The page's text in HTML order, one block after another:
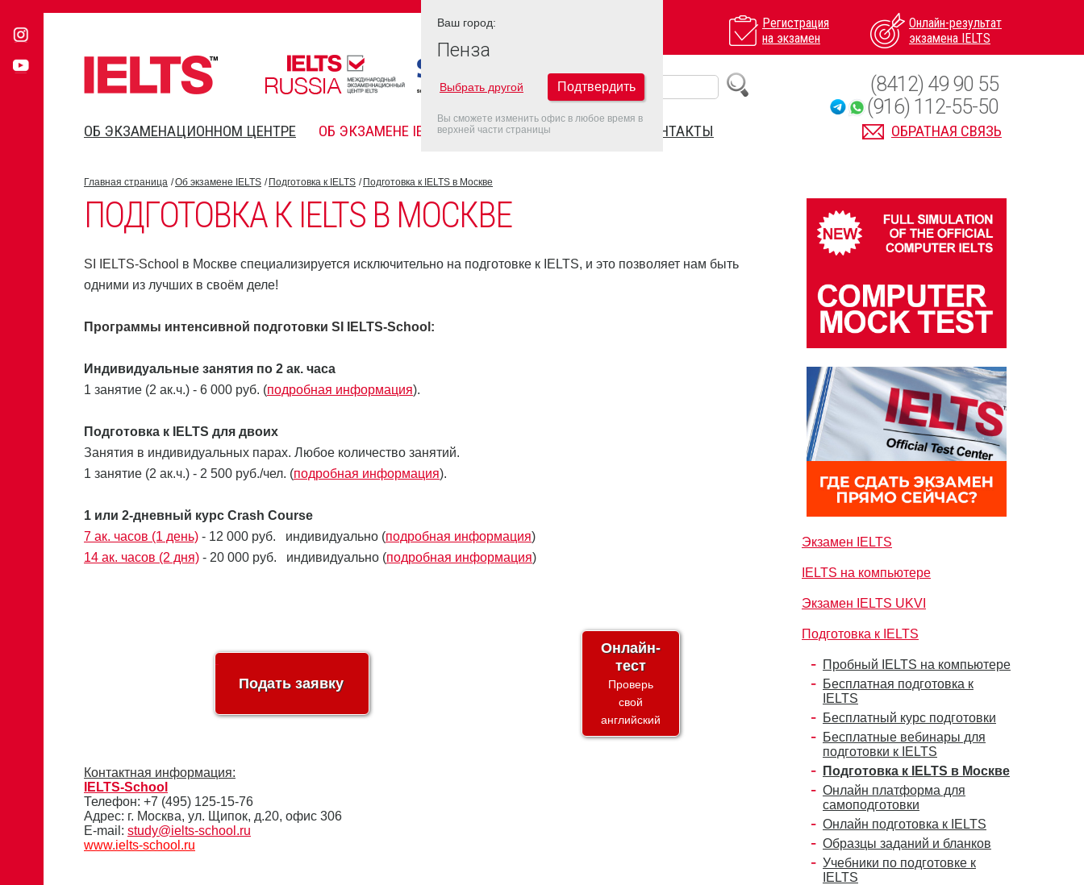
Регистрация
на экзамен
Онлайн-результат
экзамена IELTS
ОБ ЭКЗАМЕНАЦИОННОМ ЦЕНТРЕ ОБ ЭКЗАМЕНЕ IELTS FAQ ДАТЫ IELTS 2022 КОНТАКТЫ ОБРАТНАЯ СВЯЗЬ
(8412) 49 90 55
(916) 112-55-50
Главная страница Об экзамене IELTS Подготовка к IELTS Подготовка к IELTS в Москве
ПОДГОТОВКА К IELTS В МОСКВЕ
SI IELTS-School в Москве специализируется исключительно на подготовке к IELTS, и это позволяет нам быть
одними из лучших в своём деле!
Программы интенсивной подготовки SI IELTS-School :
Индивидуальные занятия по 2 ак. часа
1 занятие (2 ак.ч.) - 6 000 руб. (подробная информация).
Подготовка к IELTS для двоих
Занятия в индивидуальных парах. Любое количество занятий.
1 занятие (2 ак.ч.) - 2 500 руб./чел. (подробная информация).
1 или 2-дневный курс Crash Course
7 ак. часов (1 день) - 12 000 руб. индивидуально (подробная информация)
14 ак. часов (2 дня) - 20 000 руб. индивидуально (подробная информация)
Подать заявку
Онлайн-
тест
Проверь
свой
английский
Контактная информация:
IELTS-School
Телефон: +7 (495) 125-15-76
Адрес: г. Москва, ул. Щипок, д.20, офис 306
E-mail: study@ielts-school.ru
www.ielts-school.ru
Экзамен IELTS
IELTS на компьютере
Экзамен IELTS UKVI
Подготовка к IELTS
Пробный IELTS на компьютере
Бесплатная подготовка к
IELTS
Бесплатный курс подготовки
Бесплатные вебинары для
подготовки к IELTS
Подготовка к IELTS в Москве
Онлайн платформа для
самоподготовки
Онлайн подготовка к IELTS
Образцы заданий и бланков
Учебники по подготовке к
IELTS
Ваш город:
Пенза
Выбрать другой Подтвердить
Вы сможете изменить офис в любое время в
верхней части страницы